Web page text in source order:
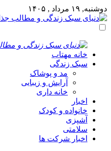
دوشنبه, ۱۹ مرداد , ۱۴۰۵
خانه مهتاب
سبک زندگی
مد و پوشاک
آرایش و زیبایی
خانه داری
اخبار
خانواده و کودک
آشپزی
سلامتی
اخبار شرکت ها